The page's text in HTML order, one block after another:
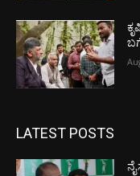
LATEST POSTS